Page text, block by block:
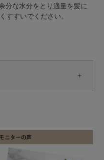
分な水分をとり適量を髪に
すすいでください。